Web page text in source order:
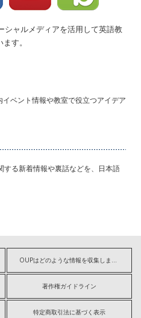
シャルメディアを活用して英語教
す。
ベント情報や教室で役立つアイデア
る新着情報や裏話などを、日本語
OUPはどのような情報を収集しますか?
著作権ガイドライン
特定商取引法に基づく表示